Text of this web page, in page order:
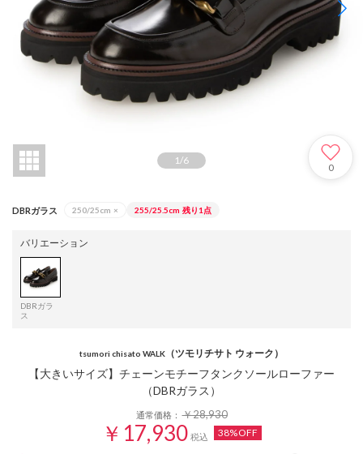
1/6
0
DBRガラス 250/25cm × 255/25.5cm 残り1点
バリエーション
DBRガラ
ス
tsumori chisato WALK （ツモリチサト ウォーク）
【大きいサイズ】チェーンモチーフタンクソールローファー
（DBRガラス）
通常価格：￥28,930
￥17,930 税込 38%OFF